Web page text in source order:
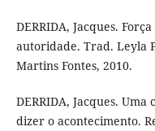
DERRIDA, Jacques.
autoridade. Trad. Leyla
Martins Fontes, 2010.
DERRIDA, Jacques.
dizer o acontecimento.